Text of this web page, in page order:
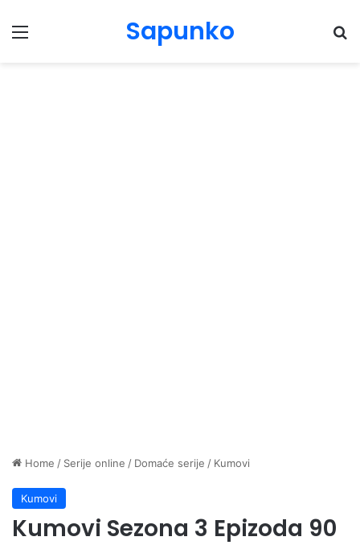
Menu Sapunko
Home / Serije online / Domaće serije / Kumovi
Kumovi
Kumovi Sezona 3 Epizoda 90